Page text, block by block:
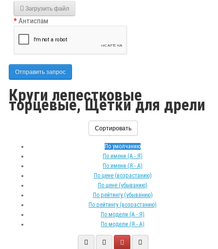
Загрузить файл
Антиспам
Отправить запрос
Круги лепестковые
торцевые, Щетки для дрели
Сортировать
По умолчанию
По имени (A - Я)
По имени (Я - A)
По цене (возрастанию)
По цене (убыванию)
По рейтингу (убыванию)
По рейтингу (возрастанию)
По модели (A - Я)
По модели (Я - A)